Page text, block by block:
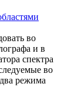
во
и в
спектра
во
режима